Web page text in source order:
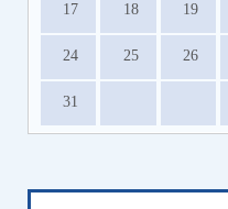
17 18 19
24 25 26
31